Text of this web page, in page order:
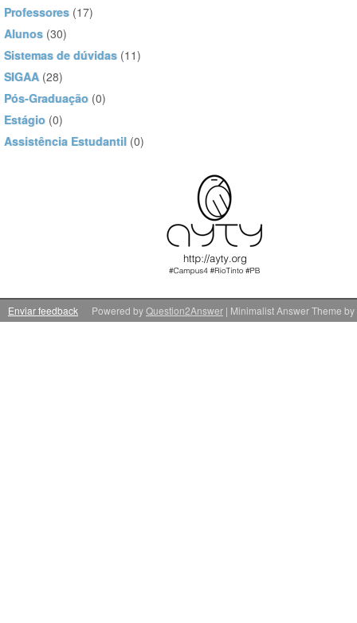
Professores (17)
Alunos (30)
Sistemas de dúvidas (11)
SIGAA (28)
Pós-Graduação (0)
Estágio (0)
Assistência Estudantil (0)
Enviar feedback | Minimalist Answer Theme by
Powered byQuestion2Answer